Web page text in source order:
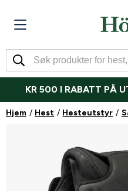
KR 500 I RABATT PÅ
Hjem Hest Hesteutstyr